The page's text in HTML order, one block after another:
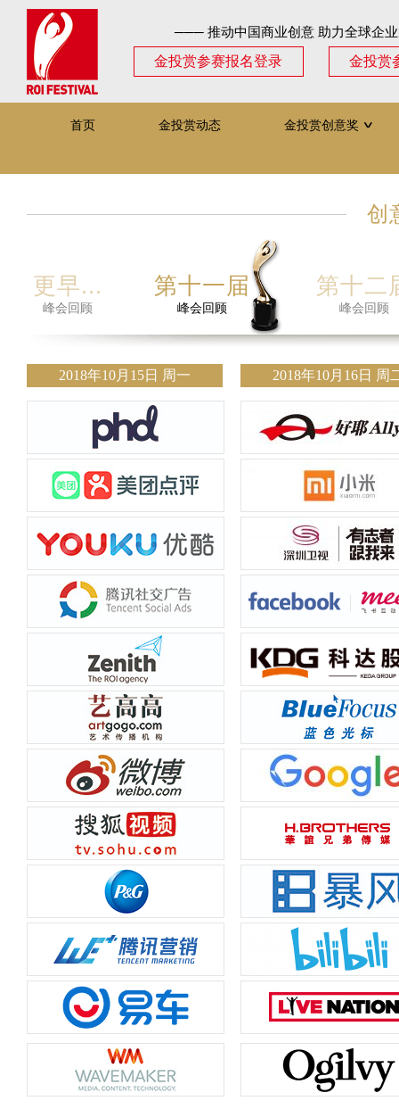
─── 推动中国商业创意 助力全球企
金投赏参赛报名登录
金投赏
首页 金投赏动态 金投赏创意奖 ∨
创
更早...
峰会回顾
第十届
峰会回顾
第十一届
峰会回顾
第十二
峰会回顾
2018年10月15日 周一 2018年10月16日 周